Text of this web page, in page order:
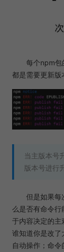
每个npm包的
都是需要更新版
当主版本号
版本号进行
但是如果每次
么是否有命令行
于内容决定的主
谁知道你是改了
自动操作；命